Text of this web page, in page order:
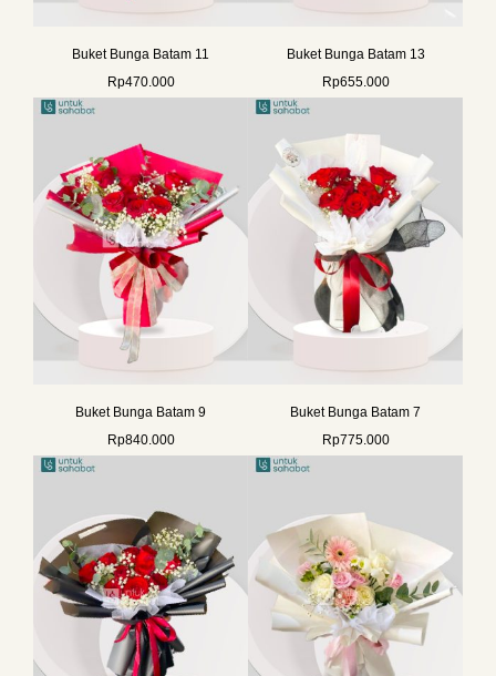
Buket Bunga Batam 11
Rp470.000
Buket Bunga Batam 13
Rp655.000
Buket Bunga Batam 9
Rp840.000
Buket Bunga Batam 7
Rp775.000